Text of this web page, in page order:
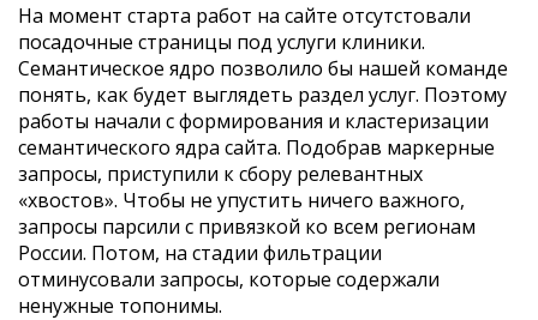
На момент старта работ на сайте отсутстовали
посадочные страницы под услуги клиники.
Семантическое ядро позволило бы нашей команде
понять, как будет выглядеть раздел услуг. Поэтому
работы начали с формирования и кластеризации
семантического ядра сайта. Подобрав маркерные
запросы, приступили к сбору релевантных
«хвостов». Чтобы не упустить ничего важного,
запросы парсили с привязкой ко всем регионам
России. Потом, на стадии фильтрации
отминусовали запросы, которые содержали
ненужные топонимы.